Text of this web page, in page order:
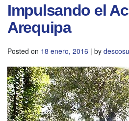
Impulsando el
Arequipa
Posted on 18 enero, 2016 | by